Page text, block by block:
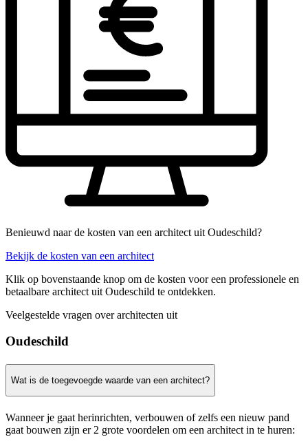
Benieuwd naar de kosten van een architect uit Oudeschild?
Bekijk de kosten van een architect
Klik op bovenstaande knop om de kosten voor een professionele en
betaalbare architect uit Oudeschild te ontdekken.
Veelgestelde vragen over architecten uit
Oudeschild
Wat is de toegevoegde waarde van een architect?
Wanneer je gaat herinrichten, verbouwen of zelfs een nieuw pand
gaat bouwen zijn er 2 grote voordelen om een architect in te huren: